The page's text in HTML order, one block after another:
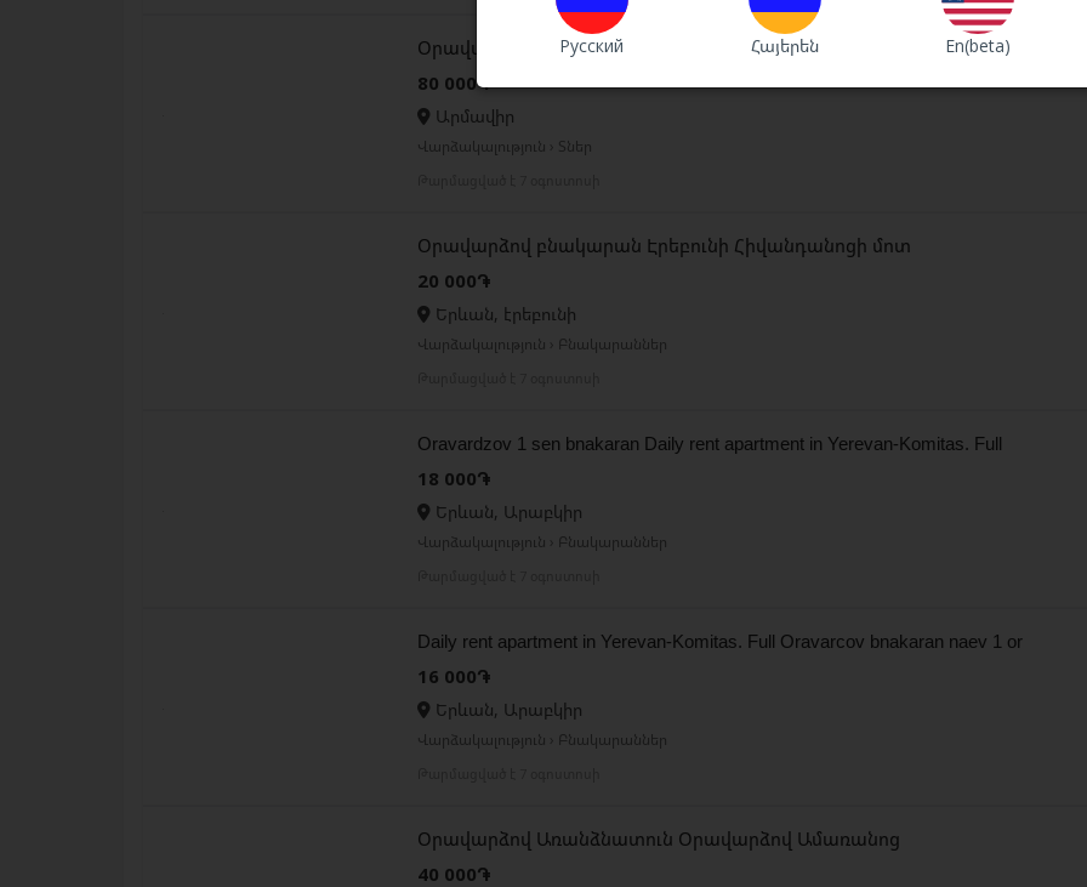
Русский Հայերեն En(beta)
Օրավարձով Առանձնատուն Էջմիածնում Օրավարձով Տուն Էջմիածնում
80 000֏
Արմավիր
Վարձակալություն › Տներ
Օրավարձով բնակարան Էրեբունի Հիվանդանոցի մոտ
20 000֏
Երևան, էրեբունի
Վարձակալություն › Բնակարաններ
Oravardzov 1 sen bnakaran Daily rent apartment in Yerevan-Komitas. Full
18 000֏
Երևան, Արաբկիր
Վարձակալություն › Բնակարաններ
Daily rent apartment in Yerevan-Komitas. Full Oravarcov bnakaran naev 1 or
16 000֏
Երևան, Արաբկիր
Վարձակալություն › Բնակարաններ
Օրավարձով Առանձնատուն Օրավարձով Ամառանոց
40 000֏